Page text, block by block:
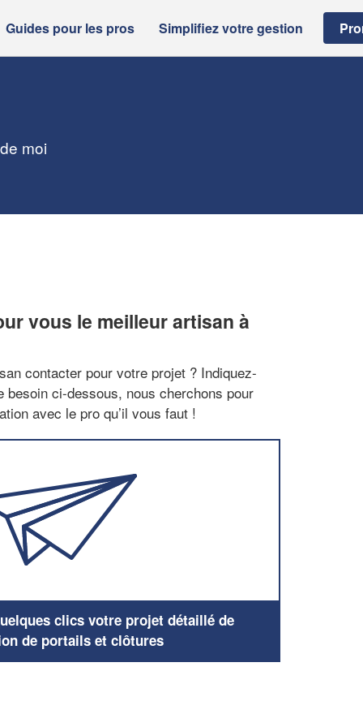
Guides pour les pros Simplifiez votre gestion
moi
vous le meilleur artisan à
contacter pour votre projet ? Indiquez-
besoin ci-dessous, nous cherchons pour
avec le pro qu’il vous faut !
clics votre projet détaillé de
de portails et clôtures